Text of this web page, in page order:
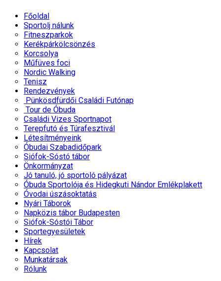
Főoldal
Sportolj nálunk
Fitneszparkok
Kerékpárkölcsönzés
Korcsolya
Műfüves foci
Nordic Walking
Tenisz
Rendezvények
Pünkösdfürdői Családi Futónap
Tour de Óbuda
Családi Vizes Sportnapot
Terepfutó és Túrafesztivál
Létesítményeink
Óbudai Szabadidőpark
Siófok-Sóstó tábor
Önkormányzat
Jó tanuló, jó sportoló pályázat
Óbuda Sportolója és Hidegkuti Nándor Emlékplakett
Óvodai úszásoktatás
Nyári Táborok
Napközis tábor Budapesten
Siófok-Sóstói Tábor
Sportegyesületek
Hírek
Kapcsolat
Munkatársak
Rólunk